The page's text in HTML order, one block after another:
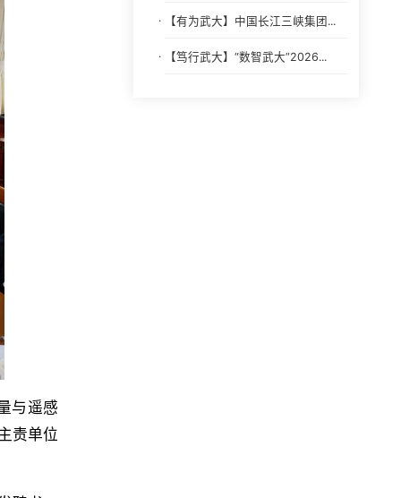
与遥感
责单位
· 【有为武大】中国长江三峡集团...
· 【笃行武大】“数智武大”2026...